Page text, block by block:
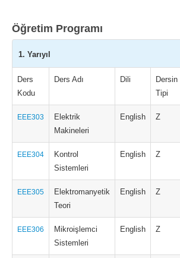
Öğretim Programı
1. Yarıyıl
Ders
Kodu
Ders Adı Dili
Dersin
Tipi
EEE303
Elektrik
Makineleri
English Z
EEE304
Kontrol
Sistemleri
English Z
EEE305
Elektromanyetik
Teori
English Z
EEE306
Mikroişlemci
Sistemleri
English Z